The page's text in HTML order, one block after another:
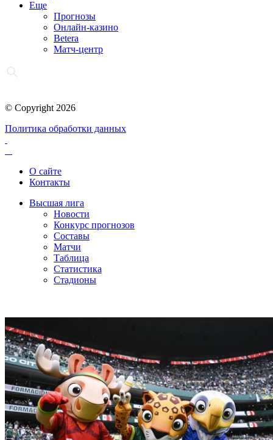
Еще
Прогнозы
Онлайн-казино
Betera
Матч-центр
© Copyright 2026
Политика обработки данных
О сайте
Контакты
Высшая лига
Новости
Конкурс прогнозов
Составы
Матчи
Таблица
Статистика
Стадионы